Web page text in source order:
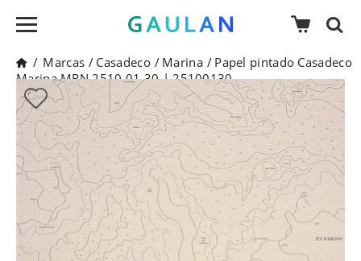
/ Marcas / Casadeco / Marina / Papel pintado Casadeco
Marina MRN 2510 01 30 | 25100130